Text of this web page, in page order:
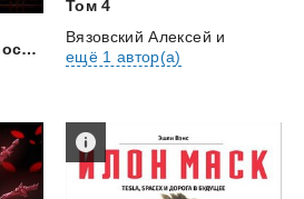
своей воле или забросы судьбы
Том 4
Вязовский Алексей и
ещё 1 автор(а)